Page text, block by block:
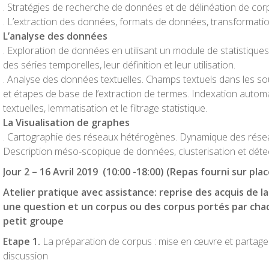
. Stratégies de recherche de données et de délinéation de
. L’extraction des données, formats de données,
L’analyse des données
. Exploration de données en utilisant un module de
des séries temporelles, leur définition et leur utilisation.
. Analyse des données textuelles. Champs textuels dans les
et étapes de base de l’extraction de termes. Indexation
textuelles, lemmatisation et le filtrage statistique.
La Visualisation de graphes
. Cartographie des réseaux hétérogènes. Dynamique des
Description méso-scopique de données, clusterisation et
Jour 2 – 16 Avril 2019 (10:00 -18:00) (Repas fourni sur
Atelier pratique avec assistance: reprise des acquis de
une question et un corpus ou des corpus portés par
petit groupe
Etape 1. La préparation de corpus : mise en œuvre et
discussion